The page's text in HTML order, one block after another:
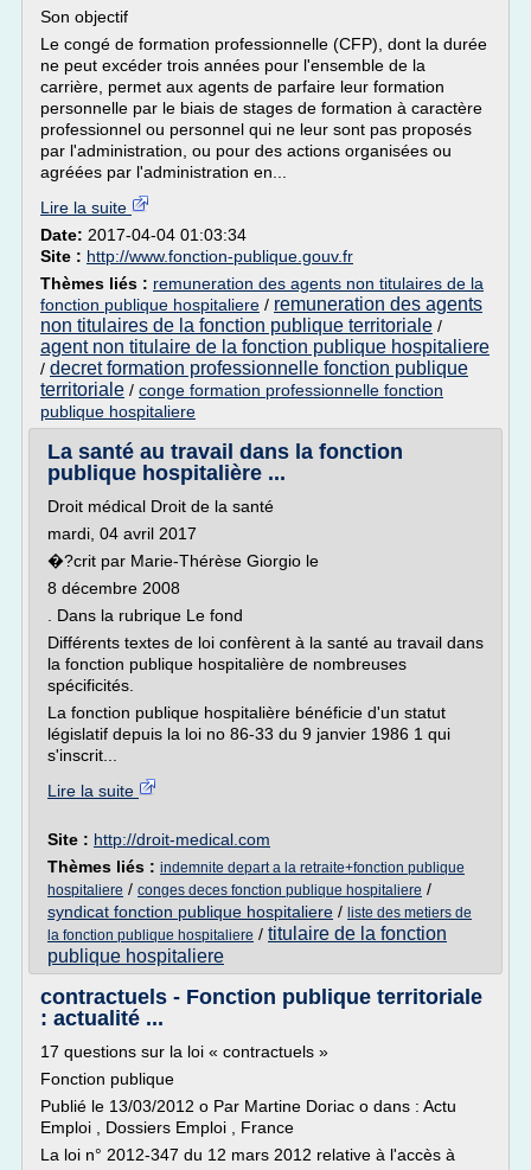
Son objectif
Le congé de formation professionnelle (CFP), dont la durée
ne peut excéder trois années pour l'ensemble de la
carrière, permet aux agents de parfaire leur formation
personnelle par le biais de stages de formation à caractère
professionnel ou personnel qui ne leur sont pas proposés
par l'administration, ou pour des actions organisées ou
agréées par l'administration en...
Lire la suite
Date: 2017-04-04 01:03:34
Site : http://www.fonction-publique.gouv.fr
Thèmes liés : remuneration des agents non titulaires de la
fonction publique hospitaliere / remuneration des agents
non titulaires de la fonction publique territoriale /
agent non titulaire de la fonction publique hospitaliere
/ decret formation professionnelle fonction publique
territoriale / conge formation professionnelle fonction
publique hospitaliere
La santé au travail dans la fonction
publique hospitalière ...
Droit médical Droit de la santé
mardi, 04 avril 2017
�?crit par Marie-Thérèse Giorgio le
8 décembre 2008
. Dans la rubrique Le fond
Différents textes de loi confèrent à la santé au travail dans
la fonction publique hospitalière de nombreuses
spécificités.
La fonction publique hospitalière bénéficie d'un statut
législatif depuis la loi no 86-33 du 9 janvier 1986 1 qui
s'inscrit...
Lire la suite
Site : http://droit-medical.com
Thèmes liés : indemnite depart a la retraite+fonction publique
hospitaliere / conges deces fonction publique hospitaliere /
syndicat fonction publique hospitaliere / liste des metiers de
la fonction publique hospitaliere / titulaire de la fonction
publique hospitaliere
contractuels - Fonction publique territoriale
: actualité ...
17 questions sur la loi « contractuels »
Fonction publique
Publié le 13/03/2012 o Par Martine Doriac o dans : Actu
Emploi , Dossiers Emploi , France
La loi n° 2012-347 du 12 mars 2012 relative à l'accès à